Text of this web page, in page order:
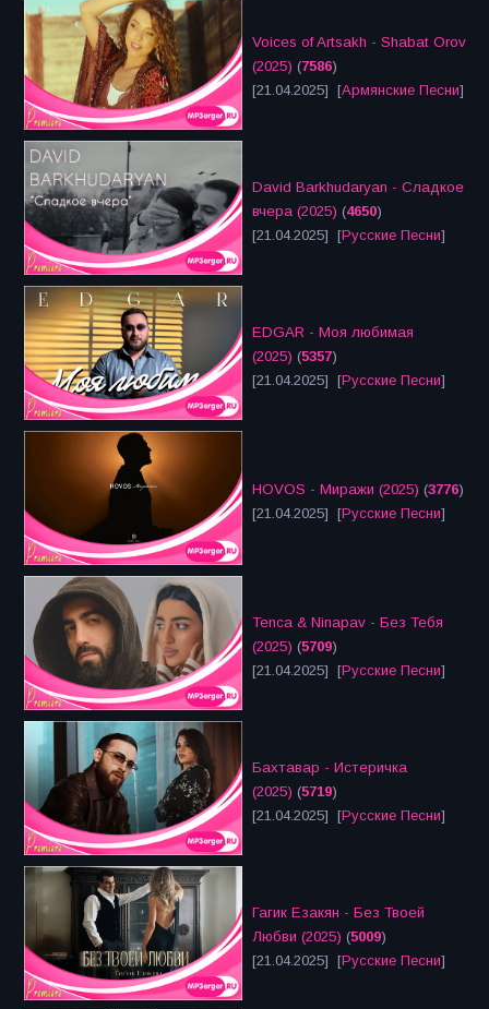
Voices of Artsakh - Shabat Orov
(2025) (7586)
[21.04.2025] [Армянские Песни]
David Barkhudaryan - Сладкое
вчера (2025) (4650)
[21.04.2025] [Русские Песни]
EDGAR - Моя любимая
(2025) (5357)
[21.04.2025] [Русские Песни]
HOVOS - Миражи (2025) (3776)
[21.04.2025] [Русские Песни]
Tenca & Ninapav - Без Тебя
(2025) (5709)
[21.04.2025] [Русские Песни]
Бахтавар - Истеричка
(2025) (5719)
[21.04.2025] [Русские Песни]
Гагик Езакян - Без Твоей
Любви (2025) (5009)
[21.04.2025] [Русские Песни]